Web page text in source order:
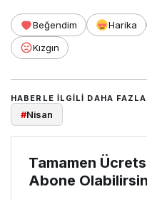
Beğendim Harika
Kızgın
HABERLE ILGILI DAHA
#Nisan
Tamamen
Abone Olabilirsin